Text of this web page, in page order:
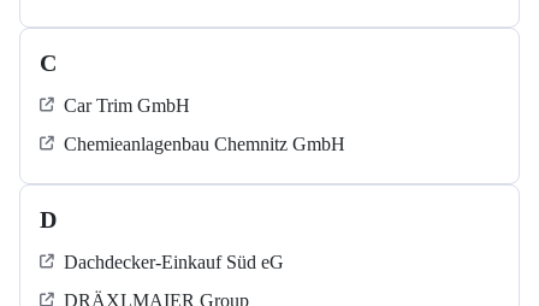
C
Car Trim GmbH
Chemieanlagenbau Chemnitz GmbH
D
Dachdecker-Einkauf Süd eG
DRÄXLMAIER Group